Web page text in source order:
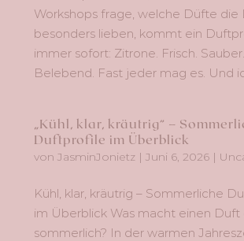
Workshops frage, welche Düfte die
besonders lieben, kommt ein
immer sofort: Zitrone. Frisch.
Belebend. Fast jeder mag es. Und
„Kühl, klar, kräutrig“ –
Duftprofile im Überblick
vonJasminJonietz |Juni 6, 2026 |
Kühl, klar, kräutrig – Sommerliche
im Überblick Was macht einen Duft
sommerlich? In der warmen